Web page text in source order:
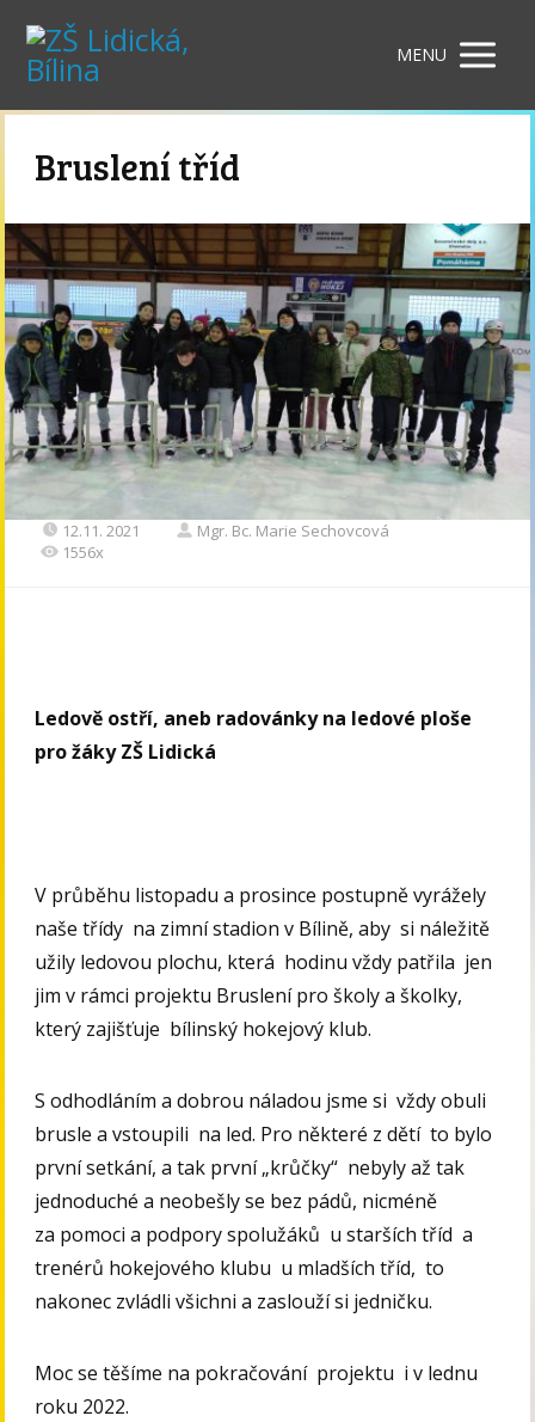
MENU
Bruslení tříd
12.11. 2021
Mgr. Bc. Marie Sechovcová
1556x
Ledově ostří, aneb radovánky na ledové ploše
pro žáky ZŠ Lidická
V průběhu listopadu a prosince postupně vyrážely
naše třídy na zimní stadion v Bílině, aby si náležitě
užily ledovou plochu, která hodinu vždy patřila jen
jim v rámci projektu Bruslení pro školy a školky,
který zajišťuje bílinský hokejový klub.
S odhodláním a dobrou náladou jsme si vždy obuli
brusle a vstoupili na led. Pro některé z dětí to bylo
první setkání, a tak první „krůčky“ nebyly až tak
jednoduché a neobešly se bez pádů, nicméně
za pomoci a podpory spolužáků u starších tříd a
trenérů hokejového klubu u mladších tříd, to
nakonec zvládli všichni a zaslouží si jedničku.
Moc se těšíme na pokračování projektu i v lednu
roku 2022.